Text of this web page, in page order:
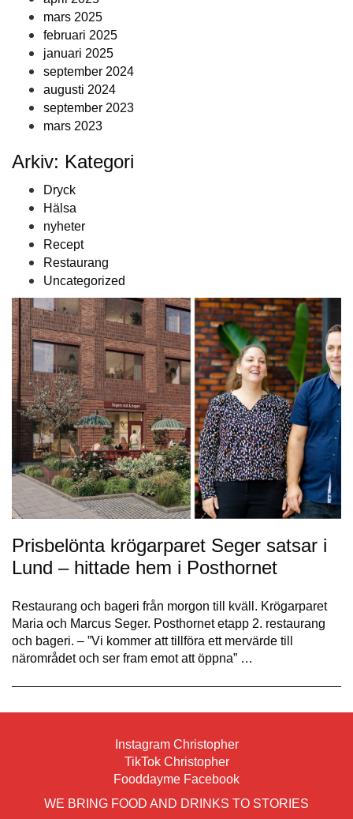
mars 2025
februari 2025
januari 2025
september 2024
augusti 2024
september 2023
mars 2023
Arkiv: Kategori
Dryck
Hälsa
nyheter
Recept
Restaurang
Uncategorized
Prisbelönta krögarparet Seger satsar i
Lund – hittade hem i Posthornet
Restaurang och bageri från morgon till kväll. Krögarparet
Maria och Marcus Seger. Posthornet etapp 2. restaurang
och bageri. – ”Vi kommer att tillföra ett mervärde till
närområdet och ser fram emot att öppna” …
Instagram Christopher
TikTok Christopher
Fooddayme Facebook
WE BRING FOOD AND DRINKS TO STORIES